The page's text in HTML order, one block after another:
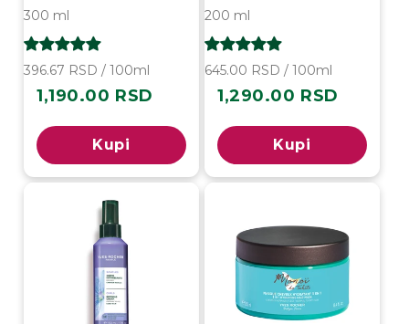
300 ml
396.67 RSD / 100ml
Redovna
1,190.00 RSD
Kupi
200 ml
645.00 RSD / 100ml
Redovna
1,290.00 RSD
Kupi